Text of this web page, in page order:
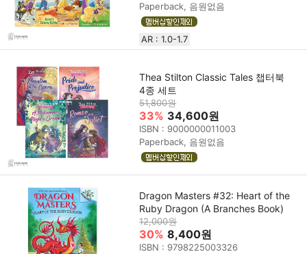
Paperback, 음원없음
AR : 1.0-1.7
Thea Stilton Classic Tales 챕터북
4종 세트
51,800원
33% 34,600원
ISBN : 9000000011003
Paperback, 음원없음
Dragon Masters #32: Heart of the
Ruby Dragon (A Branches Book)
12,000원
30% 8,400원
ISBN : 9798225003326